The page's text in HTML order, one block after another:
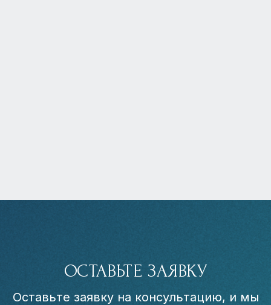
ОСТАВЬТЕ ЗАЯВКУ
Оставьте заявку на консультацию, и мы